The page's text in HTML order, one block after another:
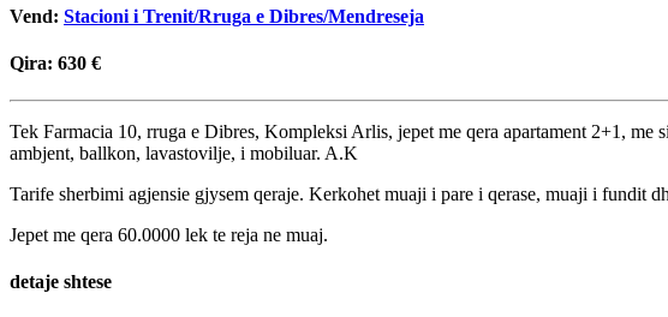
Vend: Stacioni i Trenit/Rruga e Dibres/Mendreseja
Qira: 630 €
Tek Farmacia 10, rruga e Dibres, Kompleksi Arlis, jepet me qera apartament 2+1,
ambjent, ballkon, lavastovilje, i mobiluar. A.K
Tarife sherbimi agjensie gjysem qeraje. Kerkohet muaji i pare i qerase, muaji i fundit
Jepet me qera 60.0000 lek te reja ne muaj.
detaje shtese